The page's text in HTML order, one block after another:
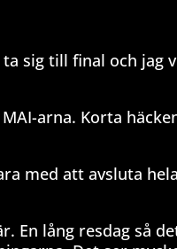
sig till final och jag
arna. Korta
med att avsluta
En lång resdag så